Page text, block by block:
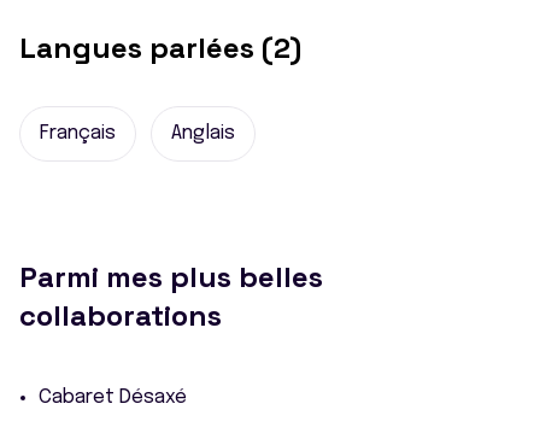
Langues parlées (2)
Français Anglais
Parmi mes plus belles
collaborations
Cabaret Désaxé